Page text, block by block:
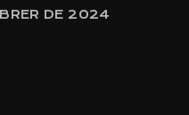
DE 2024